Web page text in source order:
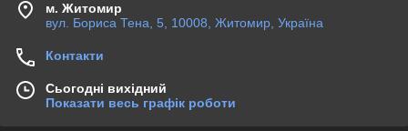
м. Житомир
вул. Бориса Тена, 5, 10008, Житомир, Україна
Контакти
Сьогодні вихідний
Показати весь графік роботи